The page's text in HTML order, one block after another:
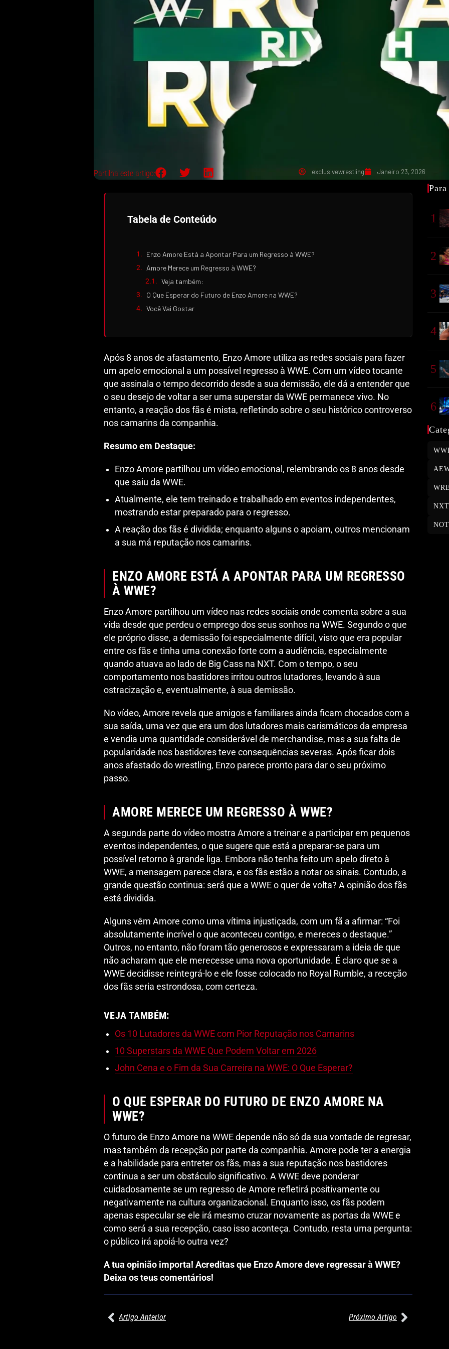
Partilha este artigo: exclusivewrestling Janeiro 23, 2026
Tabela de Conteúdo
Enzo Amore Está a Apontar Para um Regresso à WWE?
Amore Merece um Regresso à WWE?
Veja também:
O Que Esperar do Futuro de Enzo Amore na WWE?
Você Vai Gostar
Após 8 anos de afastamento, Enzo Amore utiliza as redes sociais para fazer
um apelo emocional a um possível regresso à WWE. Com um vídeo tocante
que assinala o tempo decorrido desde a sua demissão, ele dá a entender que
o seu desejo de voltar a ser uma superstar da WWE permanece vivo. No
entanto, a reação dos fãs é mista, refletindo sobre o seu histórico controverso
nos camarins da companhia.
Resumo em Destaque:
Enzo Amore partilhou um vídeo emocional, relembrando os 8 anos desde
que saiu da WWE.
Atualmente, ele tem treinado e trabalhado em eventos independentes,
mostrando estar preparado para o regresso.
A reação dos fãs é dividida; enquanto alguns o apoiam, outros mencionam
a sua má reputação nos camarins.
ENZO AMORE ESTÁ A APONTAR PARA UM REGRESSO
À WWE?
Enzo Amore partilhou um vídeo nas redes sociais onde comenta sobre a sua
vida desde que perdeu o emprego dos seus sonhos na WWE. Segundo o que
ele próprio disse, a demissão foi especialmente difícil, visto que era popular
entre os fãs e tinha uma conexão forte com a audiência, especialmente
quando atuava ao lado de Big Cass na NXT. Com o tempo, o seu
comportamento nos bastidores irritou outros lutadores, levando à sua
ostracização e, eventualmente, à sua demissão.
No vídeo, Amore revela que amigos e familiares ainda ficam chocados com a
sua saída, uma vez que era um dos lutadores mais carismáticos da empresa
e vendia uma quantidade considerável de merchandise, mas a sua falta de
popularidade nos bastidores teve consequências severas. Após ficar dois
anos afastado do wrestling, Enzo parece pronto para dar o seu próximo
passo.
AMORE MERECE UM REGRESSO À WWE?
A segunda parte do vídeo mostra Amore a treinar e a participar em pequenos
eventos independentes, o que sugere que está a preparar-se para um
possível retorno à grande liga. Embora não tenha feito um apelo direto à
WWE, a mensagem parece clara, e os fãs estão a notar os sinais. Contudo, a
grande questão continua: será que a WWE o quer de volta? A opinião dos fãs
está dividida.
Alguns vêm Amore como uma vítima injustiçada, com um fã a afirmar: “Foi
absolutamente incrível o que aconteceu contigo, e mereces o destaque.”
Outros, no entanto, não foram tão generosos e expressaram a ideia de que
não acharam que ele merecesse uma nova oportunidade. É claro que se a
WWE decidisse reintegrá-lo e ele fosse colocado no Royal Rumble, a receção
dos fãs seria estrondosa, com certeza.
VEJA TAMBÉM:
Os 10 Lutadores da WWE com Pior Reputação nos Camarins
10 Superstars da WWE Que Podem Voltar em 2026
John Cena e o Fim da Sua Carreira na WWE: O Que Esperar?
O QUE ESPERAR DO FUTURO DE ENZO AMORE NA
WWE?
O futuro de Enzo Amore na WWE depende não só da sua vontade de regresar,
mas também da recepção por parte da companhia. Amore pode ter a energia
e a habilidade para entreter os fãs, mas a sua reputação nos bastidores
continua a ser um obstáculo significativo. A WWE deve ponderar
cuidadosamente se um regresso de Amore refletirá positivamente ou
negativamente na cultura organizacional. Enquanto isso, os fãs podem
apenas especular se ele irá mesmo cruzar novamente as portas da WWE e
como será a sua recepção, caso isso aconteça. Contudo, resta uma pergunta:
o público irá apoiá-lo outra vez?
A tua opinião importa! Acreditas que Enzo Amore deve regressar à WWE?
Deixa os teus comentários!
Artigo Anterior Próximo Artigo
1
2
3
4
5
6
NXT